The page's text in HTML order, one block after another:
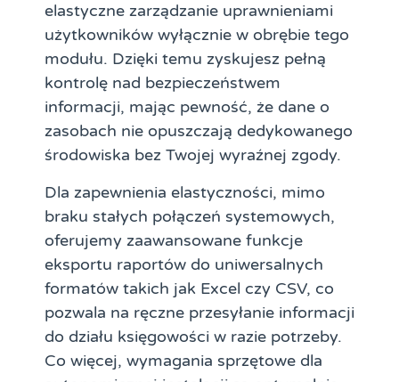
elastyczne zarządzanie uprawnieniami
użytkowników wyłącznie w obrębie tego
modułu. Dzięki temu zyskujesz pełną
kontrolę nad bezpieczeństwem
informacji, mając pewność, że dane o
zasobach nie opuszczają dedykowanego
środowiska bez Twojej wyraźnej zgody.
Dla zapewnienia elastyczności, mimo
braku stałych połączeń systemowych,
oferujemy zaawansowane funkcje
eksportu raportów do uniwersalnych
formatów takich jak Excel czy CSV, co
pozwala na ręczne przesyłanie informacji
do działu księgowości w razie potrzeby.
Co więcej, wymagania sprzętowe dla